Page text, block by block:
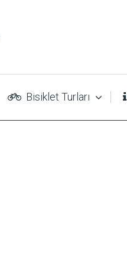
Bisiklet Turları